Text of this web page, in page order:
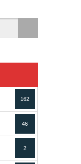
162
46
2